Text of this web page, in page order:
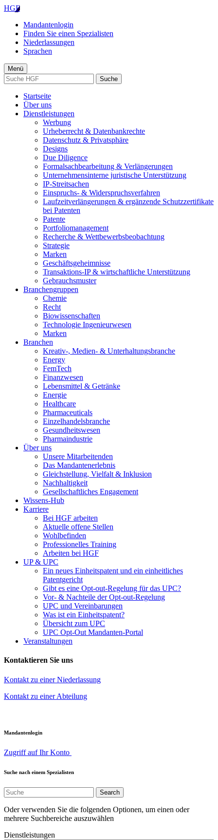
HGF
Mandantenlogin
Finden Sie einen Spezialisten
Niederlassungen
Sprachen
Menü
Suche
Startseite
Über uns
Dienstleistungen
Werbung
Urheberrecht & Datenbankrechte
Datenschutz & Privatsphäre
Designs
Due Diligence
Formalsachbearbeitung & Verlängerungen
Unternehmensinterne juristische Unterstützung
IP-Streitsachen
Einspruchs- & Widerspruchsverfahren
Laufzeitverlängerungen & ergänzende Schutzzertifikate
bei Patenten
Patente
Portfoliomanagement
Recherche & Wettbewerbsbeobachtung
Strategie
Marken
Geschäftsgeheimnisse
Transaktions-IP & wirtschaftliche Unterstützung
Gebrauchsmuster
Branchengruppen
Chemie
Recht
Biowissenschaften
Technologie Ingenieurwesen
Marken
Branchen
Kreativ-, Medien- & Unterhaltungsbranche
Energy
FemTech
Finanzwesen
Lebensmittel & Getränke
Energie
Healthcare
Pharmaceuticals
Einzelhandelsbranche
Gesundheitswesen
Pharmaindustrie
Über uns
Unsere Mitarbeitenden
Das Mandantenerlebnis
Gleichstellung, Vielfalt & Inklusion
Nachhaltigkeit
Gesellschaftliches Engagement
Wissens-Hub
Karriere
Bei HGF arbeiten
Aktuelle offene Stellen
Wohlbefinden
Professionelles Training
Arbeiten bei HGF
UP & UPC
Ein neues Einheitspatent und ein einheitliches
Patentgericht
Gibt es eine Opt-out-Regelung für das UPC?
Vor- & Nachteile der Opt-out-Regelung
UPC und Vereinbarungen
Was ist ein Einheitspatent?
Übersicht zum UPC
UPC Opt-Out Mandanten-Portal
Veranstaltungen
Kontaktieren Sie uns
Kontakt zu einer Niederlassung
Kontakt zu einer Abteilung
Mandantenlogin
Zugriff auf Ihr Konto
Suche nach einem Spezialisten
Oder verwenden Sie die folgenden Optionen, um einen oder
mehrere Suchbereiche auszuwählen
Dienstleistungen